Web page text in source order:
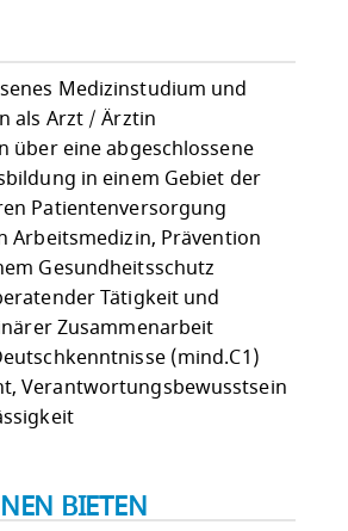
Medizinstudium und
als Arzt / Ärztin
über eine abgeschlossene
in einem Gebiet der
Patientenversorgung
Arbeitsmedizin, Prävention
Gesundheitsschutz
Tätigkeit und
Zusammenarbeit
(mind.C1)
Verantwortungsbewusstsein
BIETEN